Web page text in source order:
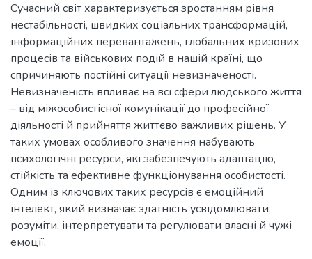
Сучасний світ характеризується зростанням рівня
нестабільності, швидких соціальних трансформацій,
інформаційних перевантажень, глобальних кризових
процесів та військових подій в нашій країні, що
спричиняють постійні ситуації невизначеності.
Невизначеність впливає на всі сфери людського життя
– від міжособистісної комунікації до професійної
діяльності й прийняття життєво важливих рішень. У
таких умовах особливого значення набувають
психологічні ресурси, які забезпечують адаптацію,
стійкість та ефективне функціонування особистості.
Одним із ключових таких ресурсів є емоційний
інтелект, який визначає здатність усвідомлювати,
розуміти, інтерпретувати та регулювати власні й чужі
емоції.